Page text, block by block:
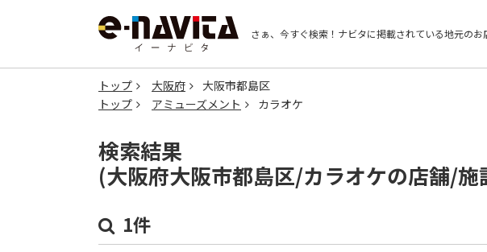
さぁ、今すぐ検索！ ナビタに掲載されている地元のお
トップ 大阪府
大阪市都島区
トップ
アミューズメント カラオケ
検索結果
(大阪府大阪市都島区/カラオケの店舗/施
1件